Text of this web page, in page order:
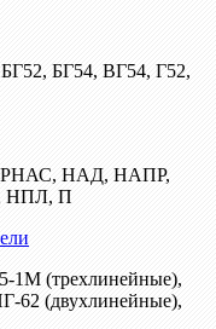
БГ54, ВГ54, Г52,
НАД, НАПР,
НПЛ, П
(трехлинейные),
(двухлинейные),